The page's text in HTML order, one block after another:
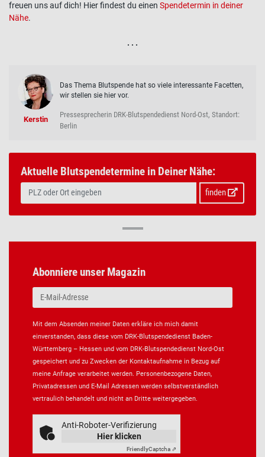
freuen uns auf dich! Hier findest du einen Spendetermin in deiner
Nähe.
. . .
Kerstin
Das Thema Blutspende hat so viele interessante Facetten,
wir stellen sie hier vor.
Pressesprecherin DRK-Blutspendedienst Nord-Ost, Standort:
Berlin
Aktuelle Blutspendetermine in Deiner Nähe:
finden
Abonniere unser Magazin
Mit dem Absenden meiner Daten erkläre ich mich damit
einverstanden, dass diese vom DRK-Blutspendedienst Baden-
Württemberg – Hessen und vom DRK-Blutspendedienst Nord-Ost
gespeichert und zu Zwecken der Kontaktaufnahme in Bezug auf
meine Anfrage verarbeitet werden. Personenbezogene Daten,
Privatadressen und E-Mail Adressen werden selbstverständlich
vertraulich behandelt und nicht an Dritte weitergegeben.
Anti-Roboter-Verifizierung
Hier klicken
FriendlyCaptcha ⇗